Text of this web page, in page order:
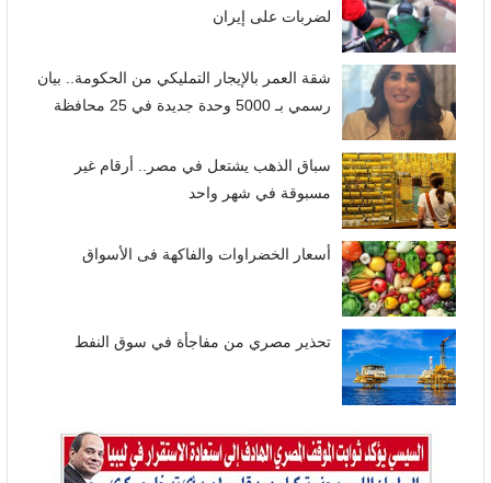
لضربات على إيران
شقة العمر بالإيجار التمليكي من الحكومة.. بيان
رسمي بـ 5000 وحدة جديدة في 25 محافظة
سباق الذهب يشتعل في مصر.. أرقام غير
مسبوقة في شهر واحد
أسعار الخضراوات والفاكهة فى الأسواق
تحذير مصري من مفاجأة في سوق النفط